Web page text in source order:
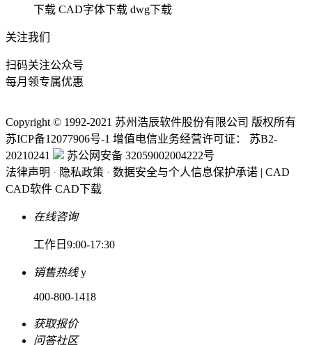
下载 CAD字体下载 dwg下载
关注我们
扫码关注公众号
每月领专属优惠
Copyright © 1992-2021 苏州浩辰软件股份有限公司 版权所有
苏ICP备12077906号-1 增值电信业务经营许可证： 苏B2-
20210241
苏公网安备 32059002004222号
法律声明 · 隐私政策 · 数据安全与个人信息保护承诺 | CAD
CAD软件 CAD下载
在线咨询
工作日9:00-17:30
销售热线 y
400-800-1418
获取报价
问答社区